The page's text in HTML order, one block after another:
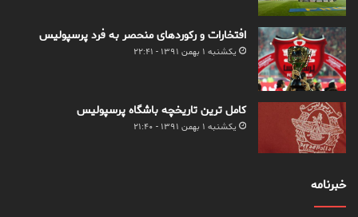
افتخارات و رکوردهای منحصر به فرد پرسپولیس
یکشنبه ۱ بهمن ۱۳۹۱ - ۲۲:۴۱
کامل ترین تاریخچه باشگاه پرسپولیس
یکشنبه ۱ بهمن ۱۳۹۱ - ۲۱:۴۰
خبرنامه